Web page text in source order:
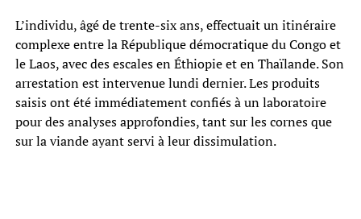
L’individu, âgé de trente-six ans, effectuait un itinéraire
complexe entre la République démocratique du Congo et
le Laos, avec des escales en Éthiopie et en Thaïlande. Son
arrestation est intervenue lundi dernier. Les produits
saisis ont été immédiatement confiés à un laboratoire
pour des analyses approfondies, tant sur les cornes que
sur la viande ayant servi à leur dissimulation.